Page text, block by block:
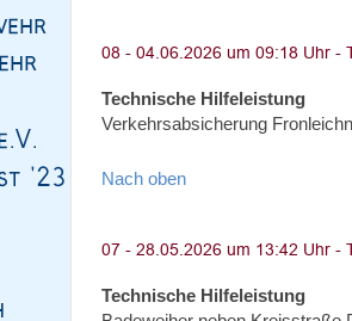
Technische Hilfeleistung
Verkehrsabsicherung
Nach oben
Technische Hilfeleistung